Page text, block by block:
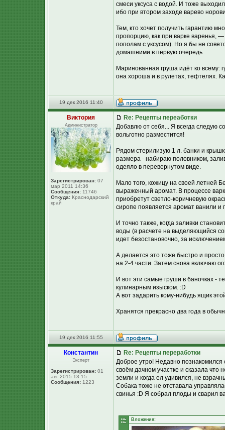
смеси уксуса с водой. И тоже
ибо при втором заходе варево
Тем, кто хочет получить гарантию
пропорцию, как при варке варенья,
пополам с уксусом). Но я бы не
домашними в первую очередь.
Маринованная груша идёт ко всему:
она хороша и в рулетах, тефтелях.
19 дек 2016 11:40
Виктория
Администратор
Зарегистрирован: 07
мар 2011 14:36
Сообщения: 11746
Откуда: Краснодарский
край
Re: Рецепты переаботки
Добавлю от себя... Я всегда следую
вольготно разместится!
Рядом стерилизую 1 л. банки и
размера - набираю половником,
одеяло в перевернутом виде.
Мало того, кожицу на своей летней
выраженный аромат. В процессе
приобретут светло-коричневую
сиропе появляется аромат ванили
И точно также, когда заливки
воды (в расчете на выделяющийся
идет безостановочно, за
А делается это тоже быстро и
на 2-4 части. Затем снова включаю
И вот эти самые груши в баночках -
кулинарным изыском. :D
А вот задарить кому-нибудь ящик
Хранятся прекрасно два года в
19 дек 2016 11:55
Константин
Эксперт
Зарегистрирован: 01
авг 2015 13:15
Сообщения: 1223
Re: Рецепты переработки
Доброе утро! Недавно
своём дачном участке и сказала
земли и когда ел удивился, не
Собака тоже не отставала
свинья :D Я собрал плоды и сварил
Вложения: